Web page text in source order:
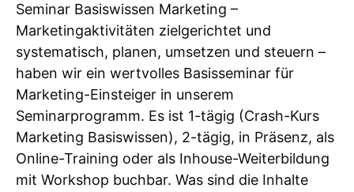
Seminar Basiswissen Marketing –
Marketingaktivitäten zielgerichtet und
systematisch, planen, umsetzen und steuern –
haben wir ein wertvolles Basisseminar für
Marketing-Einsteiger in unserem
Seminarprogramm. Es ist 1-tägig (Crash-Kurs
Marketing Basiswissen), 2-tägig, in Präsenz, als
Online-Training oder als Inhouse-Weiterbildung
mit Workshop buchbar. Was sind die Inhalte